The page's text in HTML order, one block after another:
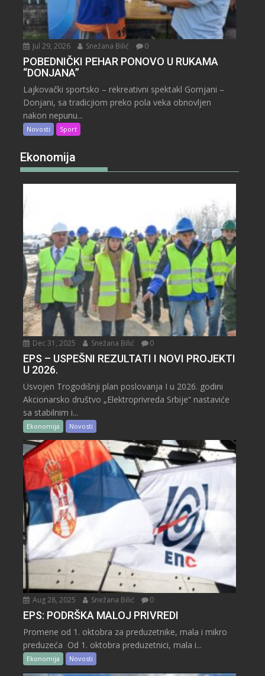
Jul 29, 2026 Snežana Bilić 0
POBEDNIČKI PEHAR PONOVO U RUKAMA
“DONJANA”
Lajkovački sportsko – rekreativni spektakl Gornjani –
Donjani, sa tradicjiom preko pola veka obnovljen
nakon nepunu...
Novosti Sport
Ekonomija
Dec 31, 2025 Snežana Bilić 0
EPS – USPEŠNI REZULTATI I NOVI PROJEKTI
U 2026.
Usvojen Trogodišnji plan poslovanja I u 2026. godini
Akcionarsko društvo „Elektroprivreda Srbije“ nastaviće
sa stabilnim i...
Ekonomija Novosti
Aug 28, 2025 Snežana Bilić 0
EPS: PODRŠKA MALOJ PRIVREDI
Promene od 1. oktobra za preduzetnike, mala i mikro
preduzeća Od 1. oktobra preduzetnici, mala i...
Ekonomija Novosti